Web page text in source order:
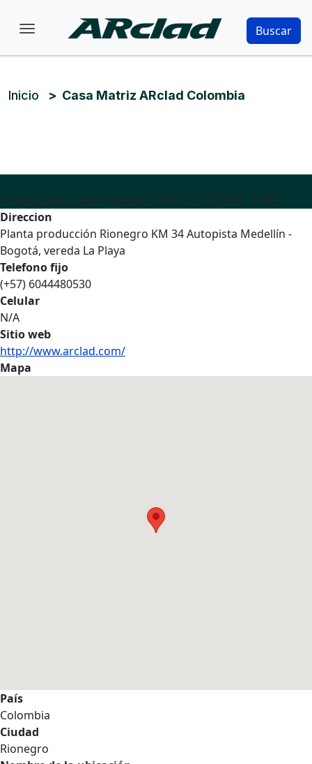
Buscar
Ruta de navegación
Inicio Casa Matriz ARclad Colombia
Enviado por natalia.arevalo el Mié, 02/10/2024 - 11:49
Direccion
Planta producción Rionegro KM 34 Autopista Medellín -
Bogotá, vereda La Playa
Telefono fijo
(+57) 6044480530
Celular
N/A
Sitio web
http://www.arclad.com/
Mapa
País
Colombia
Ciudad
Rionegro